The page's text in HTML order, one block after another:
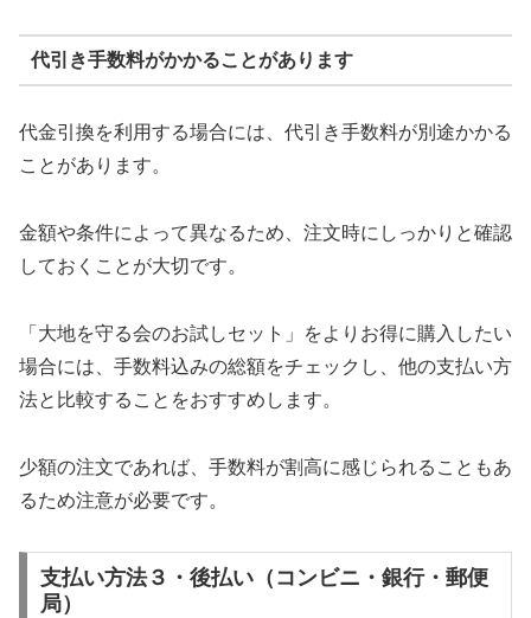
代引き手数料がかかることがあります
代金引換を利用する場合には、代引き手数料が別途かかる
ことがあります。
金額や条件によって異なるため、注文時にしっかりと確認
しておくことが大切です。
「大地を守る会のお試しセット」をよりお得に購入したい
場合には、手数料込みの総額をチェックし、他の支払い方
法と比較することをおすすめします。
少額の注文であれば、手数料が割高に感じられることもあ
るため注意が必要です。
支払い方法３・後払い（コンビニ・銀行・郵便
局）